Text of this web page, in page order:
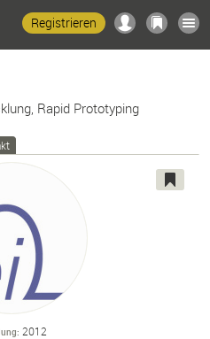
Registrieren
Rapid Prototyping
2012